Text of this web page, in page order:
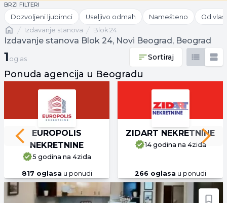
BRZI FILTERI
Dozvoljeni ljubimci Useljivo odmah Namešteno Od
Naslovnaizdavanje stanova Blok 24
Izdavanje stanova Blok 24, Novi Beograd, Beograd
1 oglas
1 oglas Sortiraj
Ponuda agencija u Beogradu
EUROPOLIS
NEKRETNINE
5 godina na 4zida
817 oglasa u ponudi
ZIDART NEKRETNINE
14 godina na 4zida
266 oglasa u ponudi
Previous slide Next